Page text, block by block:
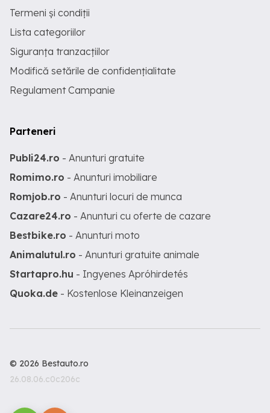
Termeni și condiții
Lista categoriilor
Siguranța tranzacțiilor
Modifică setările de confidențialitate
Regulament Campanie
Parteneri
Publi24.ro - Anunturi gratuite
Romimo.ro - Anunturi imobiliare
Romjob.ro - Anunturi locuri de munca
Cazare24.ro - Anunturi cu oferte de cazare
Bestbike.ro - Anunturi moto
Animalutul.ro - Anunturi gratuite animale
Startapro.hu - Ingyenes Apróhirdetés
Quoka.de - Kostenlose Kleinanzeigen
© 2026 Bestauto.ro
26.08.06.c0c206c